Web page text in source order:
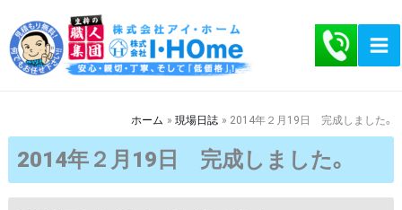
容
を
ッ
ホーム 現場日誌 2014年２月19日 完成しました。
2014年２月19日 完成しました。